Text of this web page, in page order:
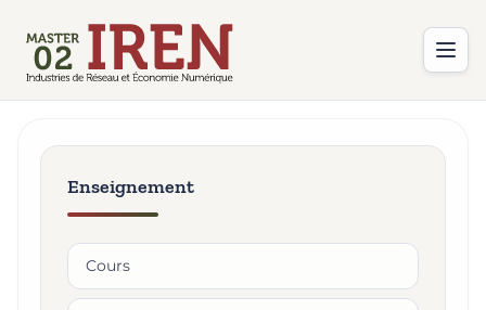
Enseignement
Cours